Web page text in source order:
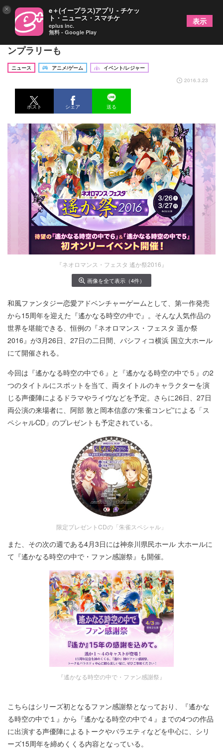
『遙かなる時空の中で』春のイベント２連続、スタ
ンプラリーも
ニュース アニメ/ゲーム
イベント/レジャー
2016.3.23
ポスト シェア 送る
『ネオロマンス・フェスタ 遙か祭2016』
画像を全て表示（4件）
和風ファンタジー恋愛アドベンチャーゲームとして、第一作発売
から15周年を迎えた『遙かなる時空の中で』。そんな人気作品の
世界を堪能できる、恒例の『ネオロマンス・フェスタ 遥か祭
2016』が3月26日、27日の二日間、パシフィコ横浜 国立大ホール
にて開催される。
今回は『遙かなる時空の中で６』と『遙かなる時空の中で５』の2
つのタイトルにスポットを当て、両タイトルのキャラクターを演
じる声優陣によるドラマやライヴなどを予定。さらに26日、27日
両公演の来場者に、阿部 敦と岡本信彦の“朱雀コンビ”による「ス
ペシャルCD」のプレゼントも予定されている。
限定プレゼントCDの「朱雀スペシャル」
また、その次の週である4月3日には神奈川県民ホール 大ホールに
て『遙かなる時空の中で・ファン感謝祭』も開催。
『遙かなる時空の中で・ファン感謝祭』
こちらはシリーズ初となるファン感謝祭となっており、『遙かな
る時空の中で１』から『遙かなる時空の中で４』までの4つの作品
に出演する声優陣によるトークやバラエティなどを中心に、シリ
ーズ15周年を締めくくる内容となっている。
× e＋(イープラス)アプリ - チケッ
ト・ニュース・スマチケ
eplus inc.
無料 - Google Play
表示